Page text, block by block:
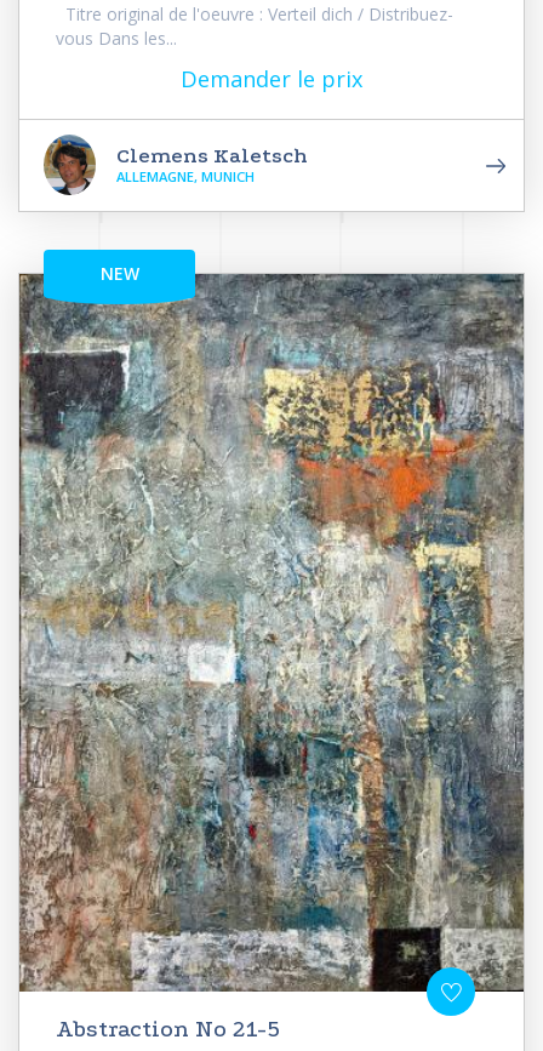
Titre original de l'oeuvre : Verteil dich / Distribuez-
vous Dans les...
Demander le prix
Clemens Kaletsch
ALLEMAGNE, MUNICH
NEW
Abstraction No 21-5